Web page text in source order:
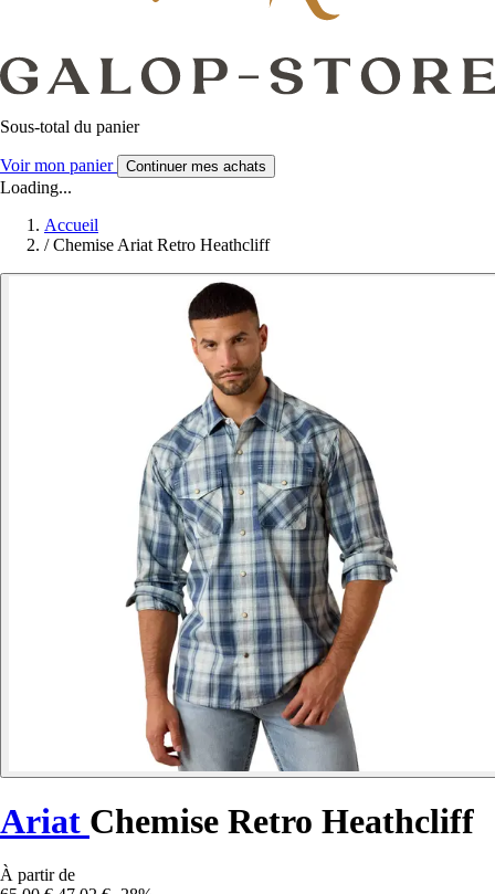
Sous-total du panier
Voir mon panier Continuer mes achats
Loading...
Accueil
/ Chemise Ariat Retro Heathcliff
Ariat Chemise Retro Heathcliff
À partir de